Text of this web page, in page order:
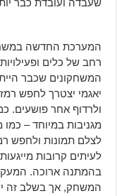
שעבדה ועובדת כבר
המערכת החדשה
רחב של כלים
המשחקונים שכבר
יאגמי יצטרך לחפש
ולרדוף אחר פושעים.
מגניבות במיוחד –
לצלם תמונות ולחפש
לעיתים קרובות
בהמתנה ארוכה.
המשחק, אך בשלב זה